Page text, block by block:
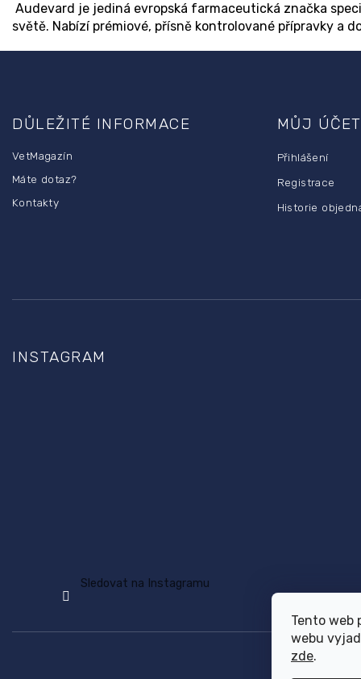
Tento web
webu
zde.
Audevard je jediná evropská farmaceutická značka
světě. Nabízí prémiové, přísně kontrolované přípravky a
DŮLEŽITÉ INFORMACE
VetMagazín
Máte dotaz?
Kontakty
MŮJ ÚČET
Přihlášení
Registrace
Historie
INSTAGRAM
Sledovat na Instagramu